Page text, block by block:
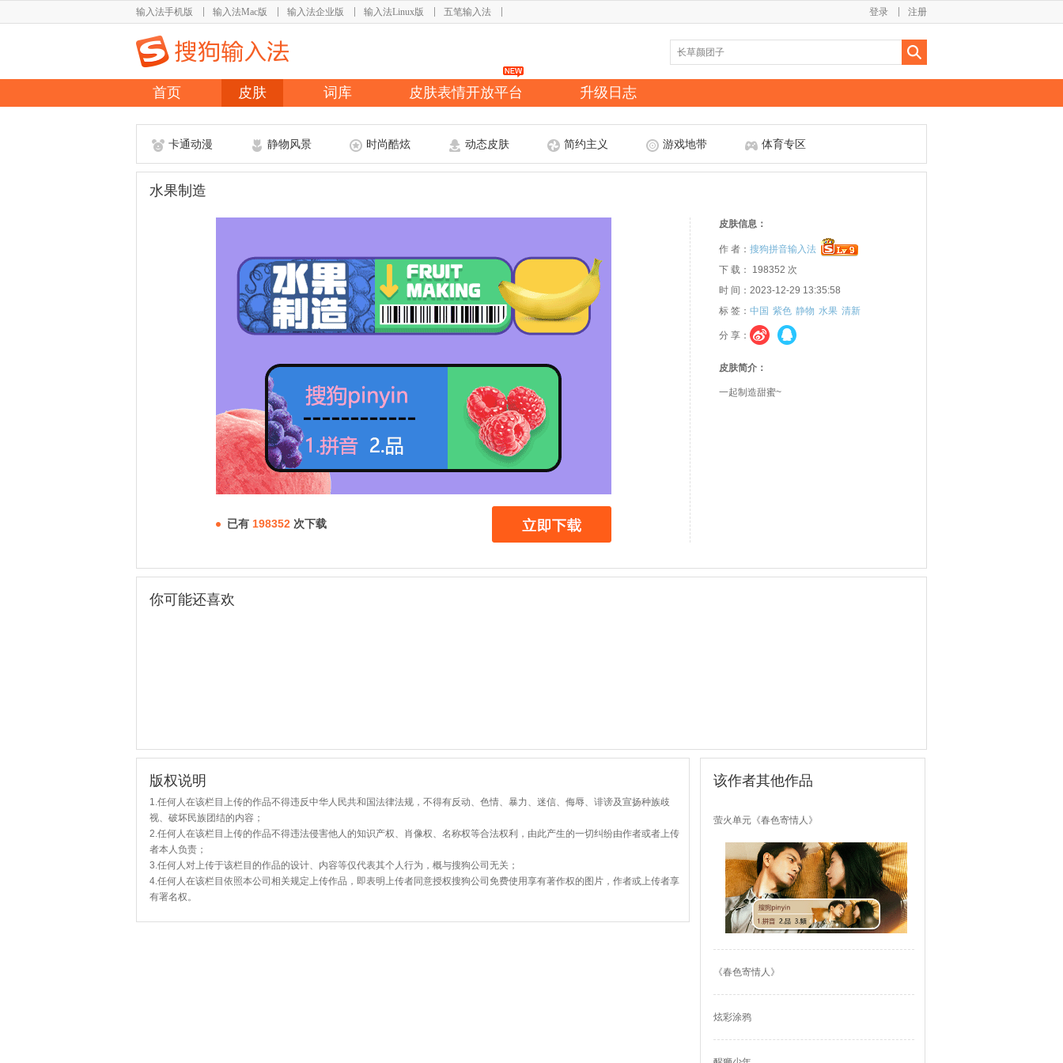
输入法手机版 输入法Mac版 输入法企业版 输入法Linux版 五笔输入法 注册
登录
首页 皮肤 词库 皮肤表情开放平台 升级日志
卡通动漫 静物风景 时尚酷炫 动态皮肤 简约主义 游戏地带 体育专区
水果制造
已有 198352 次下载
皮肤信息：
作 者： 搜狗拼音输入法
下 载： 198352 次
时 间：2023-12-29 13:35:58
标 签： 中国 紫色 静物 水果 清新
分 享：
皮肤简介：
一起制造甜蜜~
你可能还喜欢
版权说明
1.任何人在该栏目上传的作品不得违反中华人民共和国法律法规，不得有反动、色情、暴力、迷信、侮辱、诽谤及宣扬种族歧
视、破坏民族团结的内容；
2.任何人在该栏目上传的作品不得违法侵害他人的知识产权、肖像权、名称权等合法权利，由此产生的一切纠纷由作者或者上传
者本人负责；
3.任何人对上传于该栏目的作品的设计、内容等仅代表其个人行为，概与搜狗公司无关；
4.任何人在该栏目依照本公司相关规定上传作品，即表明上传者同意授权搜狗公司免费使用享有著作权的图片，作者或上传者享
有署名权。
该作者其他作品
萤火单元《春色寄情人》
《春色寄情人》
炫彩涂鸦